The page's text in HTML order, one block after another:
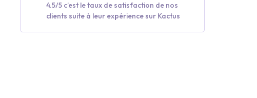
4.5/5 c’est le taux de satisfaction de nos
clients suite à leur expérience sur Kactus